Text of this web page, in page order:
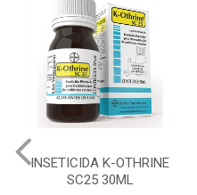
INSETICIDA K-OTHRINE
SC25 30ML